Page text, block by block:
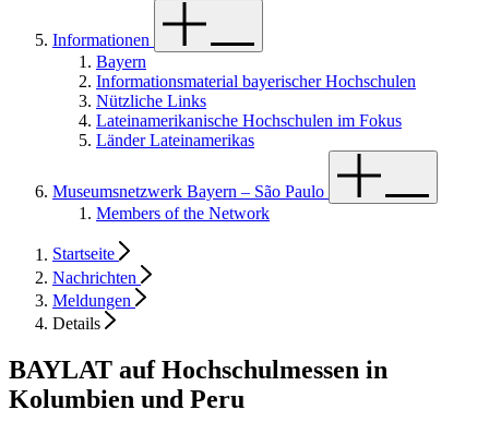
Informationen
Bayern
Informationsmaterial bayerischer Hochschulen
Nützliche Links
Lateinamerikanische Hochschulen im Fokus
Länder Lateinamerikas
Museumsnetzwerk Bayern – São Paulo
Members of the Network
Startseite
Nachrichten
Meldungen
Details
BAYLAT auf Hochschulmessen in
Kolumbien und Peru